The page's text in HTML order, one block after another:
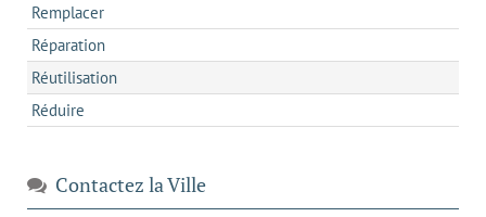
Remplacer
Réparation
Réutilisation
Réduire
Contactez la Ville